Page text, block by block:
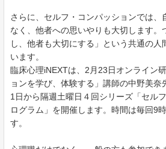
さらに、セルフ・コンパッションでは、
なく、他者への思いやりも大切します。
し、他者も大切にする」という共通の人
います。
臨床心理iNEXTは、2月23日オンライン
ョンを学び、体験する」講師の中野美奈
1日から隔週土曜日４回シリーズ「セル
ログラム」を開催します。時間は毎回9
す。